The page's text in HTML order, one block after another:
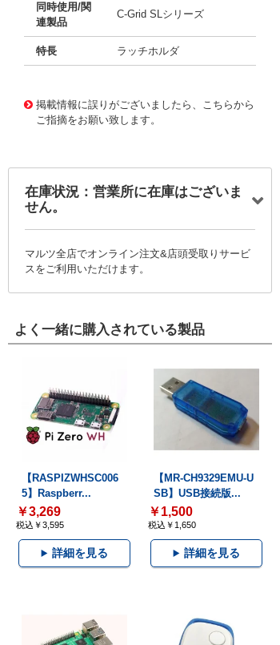
同時使用/関
連製品
C-Grid SLシリーズ
特長 ラッチホルダ
掲載情報に誤りがございましたら、こちらから
ご指摘をお願い致します。
在庫状況：営業所に在庫はございま
せん。
マルツ全店でオンライン注文&店頭受取りサービ
スをご利用いただけます。
よく一緒に購入されている製品
【RASPIZWHSC006
5】Raspberr...
￥3,269
税込￥3,595
詳細を見る
【MR-CH9329EMU-U
SB】USB接続版...
￥1,500
税込￥1,650
詳細を見る